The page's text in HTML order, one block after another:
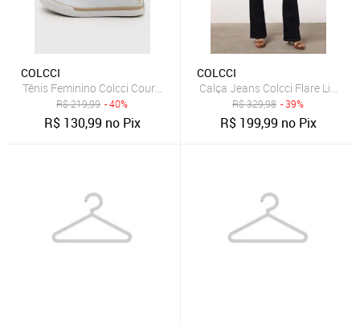
COLCCI
Tênis Feminino Colcci Couro Branco
R$219,99 - 40%
R$ 130,99 no Pix
COLCCI
Calça Jeans Colcci Flare Lisa
R$329,98 - 39%
R$ 199,99 no Pix